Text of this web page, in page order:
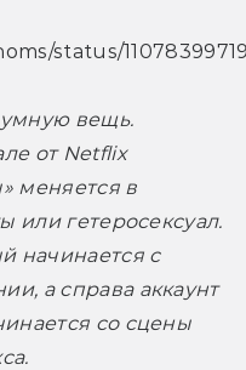
status/
вещь.
от Netflix
меняется в
или гетеросексуал.
начинается с
а справа аккаунт
со сцены